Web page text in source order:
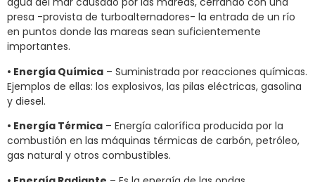
presa -provista de turboalternadores- la entrada de un río
en puntos donde las mareas sean suficientemente
importantes.
• Energía Química – Suministrada por reacciones químicas.
Ejemplos de ellas: los explosivos, las pilas eléctricas, gasolina
y diesel.
• Energía Térmica – Energía calorífica producida por la
combustión en las máquinas térmicas de carbón, petróleo,
gas natural y otros combustibles.